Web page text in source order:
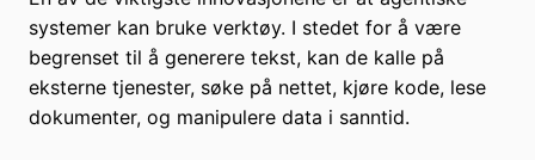
systemer kan bruke verktøy. I stedet for å være
begrenset til å generere tekst, kan de kalle på
eksterne tjenester, søke på nettet, kjøre kode, lese
dokumenter, og manipulere data i sanntid.